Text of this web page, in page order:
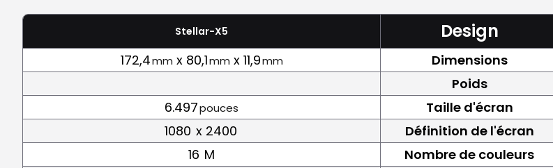
Stellar-X5 Design
172,4mm x 80,1mm x 11,9mm Dimensions
Poids
6.497pouces Taille d'écran
1080 x 2400 Définition de l'écran
16 M
Nombre de couleurs